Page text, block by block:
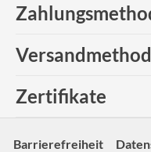
Zertifikate
Barrierefreiheit